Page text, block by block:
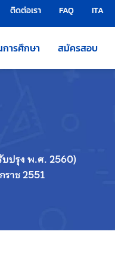
ติดต่อเรา FAQ ITA
ารศึกษา สมัครสอบ
ปรุง พ.ศ. 2560)
าช 2551